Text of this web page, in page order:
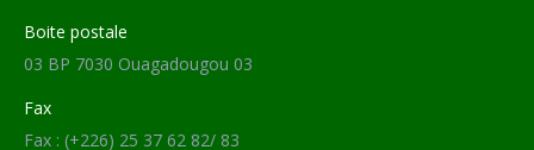
Boite postale
03 BP 7030 Ouagadougou 03
Fax
Fax : (+226) 25 37 62 82/ 83